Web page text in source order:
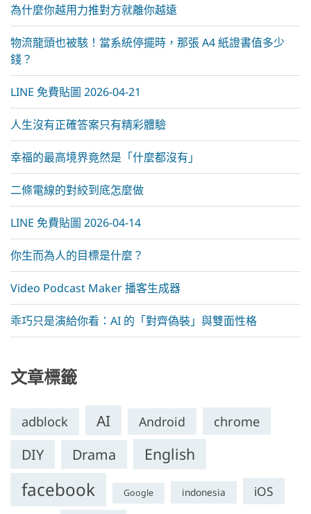
為什麼你越用力推對方就離你越遠
物流龍頭也被駭！當系統停擺時，那張 A4 紙證書值多少
錢？
LINE 免費貼圖 2026-04-21
人生沒有正確答案只有精彩體驗
幸福的最高境界竟然是「什麼都沒有」
二條電線的對絞到底怎麼做
LINE 免費貼圖 2026-04-14
你生而為人的目標是什麼？
Video Podcast Maker 播客生成器
乖巧只是演給你看：AI 的「對齊偽裝」與雙面性格
文章標籤
adblock AI Android chrome
DIY Drama English
facebook Google indonesia iOS